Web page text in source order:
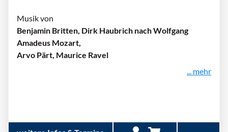
Musik von
Benjamin Britten, Dirk Haubrich nach Wolfgang
Amadeus Mozart,
Arvo Pärt, Maurice Ravel
... mehr